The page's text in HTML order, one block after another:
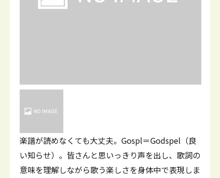
楽譜が読めなくても大丈夫。Gospl＝Godspel（良
い知らせ）。皆さんと思いっきり声を出し、歌詞の
意味を理解しながら歌う楽しさを身体中で表現しま